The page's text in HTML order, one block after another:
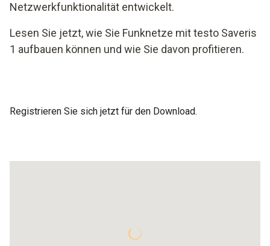
Netzwerkfunktionalität entwickelt.
Lesen Sie jetzt, wie Sie Funknetze mit testo Saveris
1 aufbauen können und wie Sie davon profitieren.
Registrieren Sie sich jetzt für den Download.